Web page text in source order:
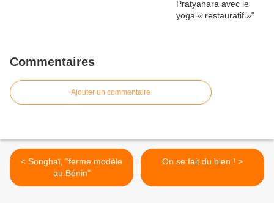
Commentaires
Ajouter un commentaire
< Songhaï, "ferme modèle
au Bénin"
On se fait du bien ! >